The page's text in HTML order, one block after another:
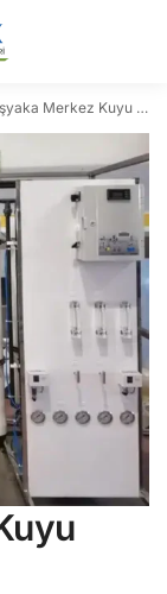
Merkez Kuyu Suyu Arıtma